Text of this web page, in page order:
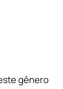
gênero